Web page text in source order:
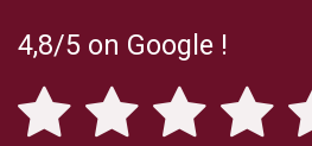
4,8/5 on Google !